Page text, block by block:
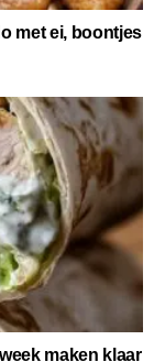
met ei, boontjes
maken klaar